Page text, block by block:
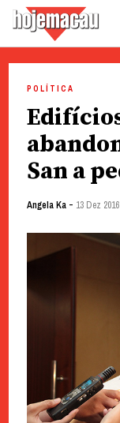
content
POLÍTICA
San a
Angela Ka- 13 Dez 2016